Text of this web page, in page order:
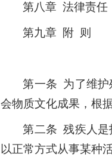
第八章 法律责任
第九章 附 则
第一条 为了维护
会物质文化成果，根
第二条 残疾人是
以正常方式从事某种